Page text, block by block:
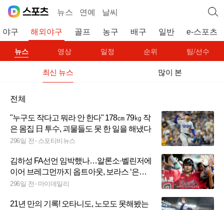
뉴스 연예 날씨
야구 해외야구 골프 농구 배구 일반 e-스포츠
뉴스 영상 일정 순위 팀/선수
최신 뉴스 많이 본
전체
"누구도 작다고 뭐라 안 한다" 178㎝ 79㎏ 작
은 몸집 日 투수, 괴물들도 못 한 일을 해냈다
296일 전 스포티비뉴스
김하성 FA선언 임박했나…알론소·벨린저에
이어 브레그먼까지 옵트아웃, 보라스 ‘은밀
한 속삭임’
296일 전 마이데일리
21년 만의 기록! 오타니도, 노모도 못해봤는